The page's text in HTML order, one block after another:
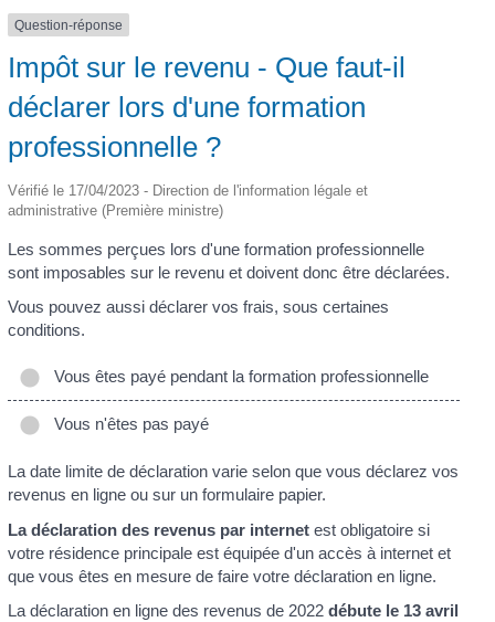
Question-réponse
Impôt sur le revenu - Que faut-il
déclarer lors d'une formation
professionnelle ?
Vérifié le 17/04/2023 - Direction de l'information légale et
administrative (Première ministre)
Les sommes perçues lors d'une formation professionnelle
sont imposables sur le revenu et doivent donc être déclarées.
Vous pouvez aussi déclarer vos frais, sous certaines
conditions.
Vous êtes payé pendant la formation professionnelle
Vous n'êtes pas payé
La date limite de déclaration varie selon que vous déclarez vos
revenus en ligne ou sur un formulaire papier.
La déclaration des revenus par internetest obligatoire si
votre résidence principale est équipée d'un accès à internet et
que vous êtes en mesure de faire votre déclaration en ligne.
La déclaration en ligne des revenus de 2022 débute le 13 avril